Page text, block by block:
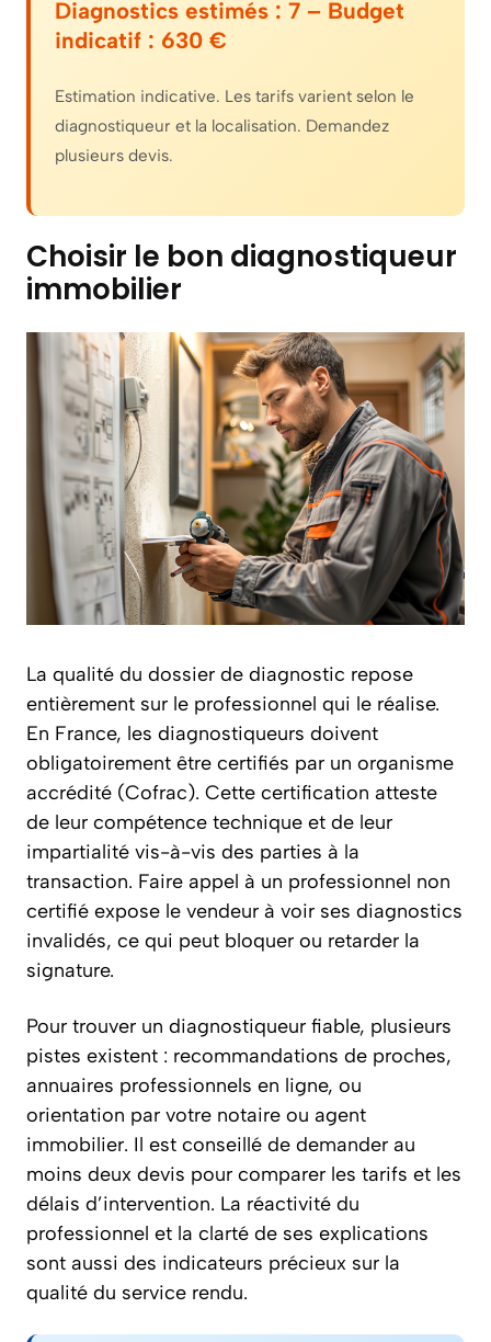
Diagnostics estimés : 7 – Budget
indicatif : 630 €
Estimation indicative. Les tarifs varient selon le
diagnostiqueur et la localisation. Demandez
plusieurs devis.
Choisir le bon diagnostiqueur
immobilier
La qualité du dossier de diagnostic repose
entièrement sur le professionnel qui le réalise.
En France, les diagnostiqueurs doivent
obligatoirement être certifiés par un organisme
accrédité (Cofrac). Cette certification atteste
de leur compétence technique et de leur
impartialité vis-à-vis des parties à la
transaction. Faire appel à un professionnel non
certifié expose le vendeur à voir ses diagnostics
invalidés, ce qui peut bloquer ou retarder la
signature.
Pour trouver un diagnostiqueur fiable, plusieurs
pistes existent : recommandations de proches,
annuaires professionnels en ligne, ou
orientation par votre notaire ou agent
immobilier. Il est conseillé de demander au
moins deux devis pour comparer les tarifs et les
délais d’intervention. La réactivité du
professionnel et la clarté de ses explications
sont aussi des indicateurs précieux sur la
qualité du service rendu.